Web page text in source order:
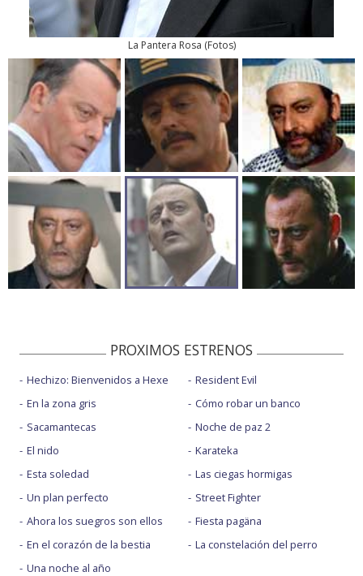
La Pantera Rosa (Fotos)
PROXIMOS ESTRENOS
Hechizo: Bienvenidos a Hexe
En la zona gris
Sacamantecas
El nido
Esta soledad
Un plan perfecto
Ahora los suegros son ellos
En el corazón de la bestia
Una noche al año
Resident Evil
Cómo robar un banco
Noche de paz 2
Karateka
Las ciegas hormigas
Street Fighter
Fiesta pagäna
La constelación del perro